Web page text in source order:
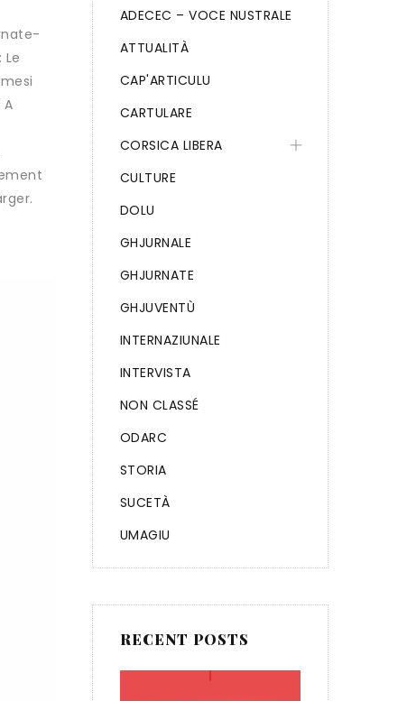
ADECEC – VOCE NUSTRALE
ATTUALITÀ
CAP'ARTICULU
CARTULARE
CORSICA LIBERA
CULTURE
DOLU
GHJURNALE
GHJURNATE
GHJUVENTÙ
INTERNAZIUNALE
INTERVISTA
NON CLASSÉ
ODARC
STORIA
SUCETÀ
UMAGIU
RECENT POSTS